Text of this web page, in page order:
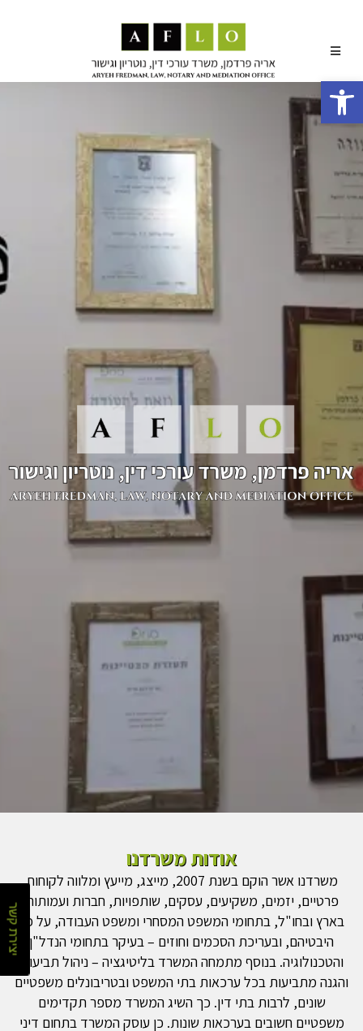
פתח סרגל נגישות
אודות משרדנו
משרדנו אשר הוקם בשנת 2007, מייצג, מייעץ ומלווה לקוחות
פרטיים, יזמים, משקיעים, עסקים, שותפויות, חברות ועמותות
בארץ ובחו"ל, בתחומי המשפט המסחרי ומשפט העבודה, על כל
היבטיהם, ובעריכת הסכמים וחוזים – בעיקר בתחומי הנדל"ן
והטכנולוגיה. בנוסף מתמחה המשרד בליטיגציה – ניהול תביעות
והגנה מתביעות בכל ערכאות בתי המשפט ובטריבונלים משפטיים
שונים, לרבות בתי דין. כך השיג המשרד מספר תקדימים
משפטיים חשובים בערכאות שונות. כן עוסק המשרד בתחום דיני
יצירת קשר